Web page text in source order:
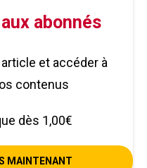
abonnés
et accéder à
contenus
dès 1,00€
MAINTENANT